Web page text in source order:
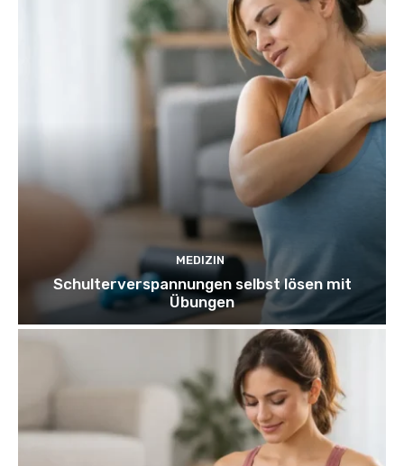
MEDIZIN
Schulterverspannungen selbst lösen mit
Übungen